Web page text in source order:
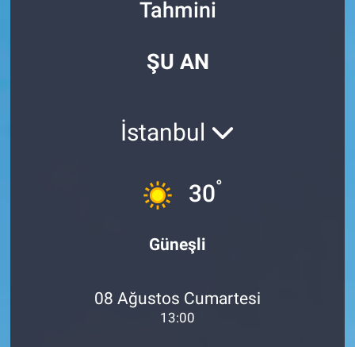
Tahmini
ŞU AN
İstanbul
30°
Güneşli
08 Ağustos Cumartesi
13:00